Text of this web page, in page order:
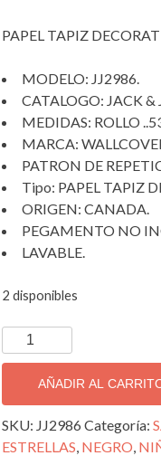
$450.00.
PAPEL TAPIZ
MODELO: JJ2986.
CATALOGO: JACK &
MEDIDAS: ROLLO
MARCA:
PATRON DE
Tipo: PAPEL TAPIZ
ORIGEN: CANADA.
PEGAMENTO NO
LAVABLE.
2 disponibles
PAPEL
TAPIZ
DECORATIVO,
JJ2986
cantidad
AÑADIR AL
SKU: JJ2986 Categoría:
ESTRELLAS, NEGRO,